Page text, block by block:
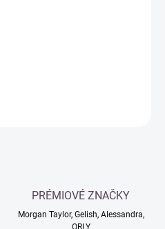
PRÉMIOVÉ ZNAČKY
Morgan Taylor, Gelish, Alessandra,